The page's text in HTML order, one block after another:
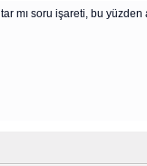
mı soru işareti, bu yüzden